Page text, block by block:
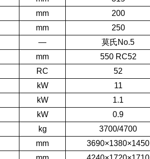
mm
200
mm
250
―
莫氏No.5
mm 550 RC52
RC
52
kW
11
kW
1.1
kW
0.9
kg
3700/4700
mm
3690×1380×1450